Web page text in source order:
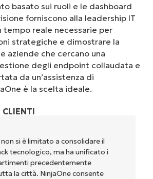
basato sui ruoli e le dashboard
forniscono alla leadership IT
tempo reale necessarie per
strategiche e dimostrare la
aziende che cercano una
degli endpoint collaudata e
da un’assistenza di
è la scelta ideale.
si è limitato a consolidare il
tecnologico, ma ha unificato i
precedentemente
la città. NinjaOne consente